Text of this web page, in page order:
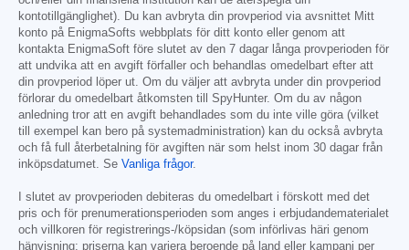
kontotillgänglighet). Du kan avbryta din provperiod via avsnittet Mitt
konto på EnigmaSofts webbplats för ditt konto eller genom att
kontakta EnigmaSoft före slutet av den 7 dagar långa provperioden för
att undvika att en avgift förfaller och behandlas omedelbart efter att
din provperiod löper ut. Om du väljer att avbryta under din provperiod
förlorar du omedelbart åtkomsten till SpyHunter. Om du av någon
anledning tror att en avgift behandlades som du inte ville göra (vilket
till exempel kan bero på systemadministration) kan du också avbryta
och få full återbetalning för avgiften när som helst inom 30 dagar från
inköpsdatumet. Se Vanliga frågor.
I slutet av provperioden debiteras du omedelbart i förskott med det
pris och för prenumerationsperioden som anges i erbjudandematerialet
och villkoren för registrerings-/köpsidan (som införlivas häri genom
hänvisning; priserna kan variera beroende på land eller kampanj per